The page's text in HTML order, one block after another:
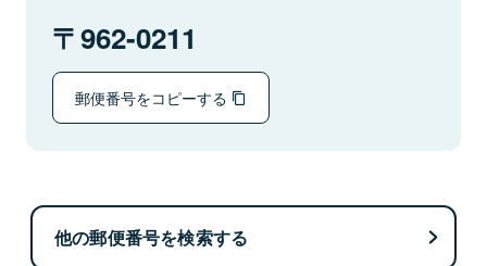
962-0211
郵便番号をコピーする
他の郵便番号を検索する